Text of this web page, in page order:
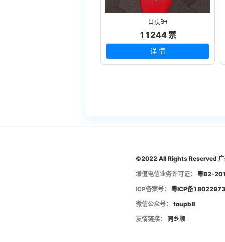
肖庆珅
11244 票
详 情
©2022 All Rights Reserved 广
增值电信业务许可证：
粤B2-
ICP备案号：
粤ICP备
微信公众号：
toupb8
友情链接：
同乡顺